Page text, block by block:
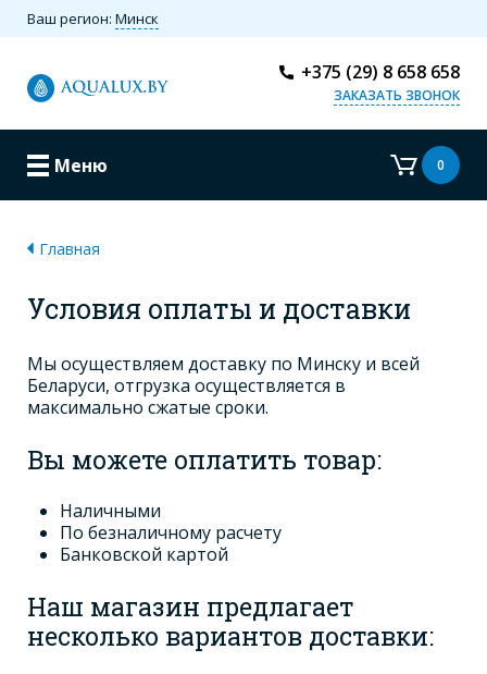
Ваш регион: Минск
+375 (29) 8 658 658
ЗАКАЗАТЬ ЗВОНОК
Меню 0
Главная
Условия оплаты и доставки
Мы осуществляем доставку по Минску и всей
Беларуси, отгрузка осуществляется в
максимально сжатые сроки.
Вы можете оплатить товар:
Наличными
По безналичному расчету
Банковской картой
Наш магазин предлагает
несколько вариантов доставки: